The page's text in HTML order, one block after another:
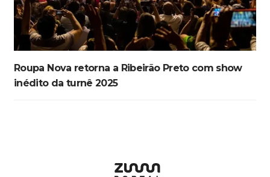
Roupa Nova retorna a Ribeirão Preto com show
inédito da turnê 2025